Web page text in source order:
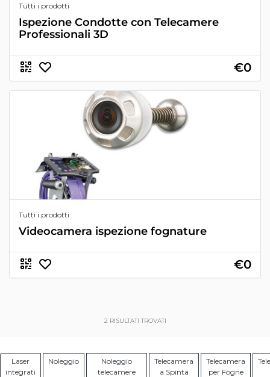
Tutti i prodotti
Ispezione Condotte con Telecamere
Professionali 3D
€0
Tutti i prodotti
Videocamera ispezione fognature
€0
2 RISULTATI TROVATI
Laser
integrati
Noleggio
Noleggio
telecamere
Telecamera
a Spinta
Telecamera
per Fogne